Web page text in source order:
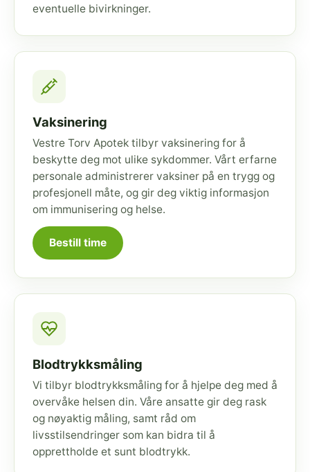
eventuelle bivirkninger.
Vaksinering
Vestre Torv Apotek tilbyr vaksinering for å
beskytte deg mot ulike sykdommer. Vårt erfarne
personale administrerer vaksiner på en trygg og
profesjonell måte, og gir deg viktig informasjon
om immunisering og helse.
Bestill time
Blodtrykksmåling
Vi tilbyr blodtrykksmåling for å hjelpe deg med å
overvåke helsen din. Våre ansatte gir deg rask
og nøyaktig måling, samt råd om
livsstilsendringer som kan bidra til å
opprettholde et sunt blodtrykk.